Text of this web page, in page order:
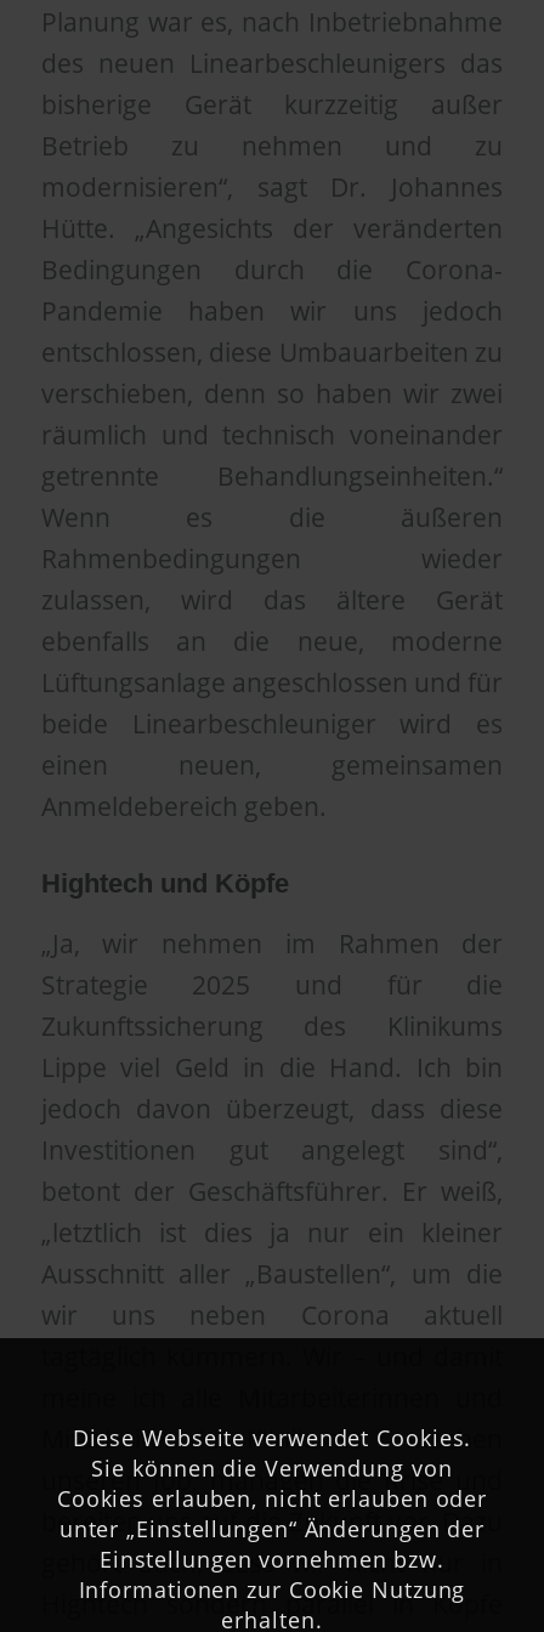
Planung war es, nach Inbetriebnahme
des neuen Linearbeschleunigers das
bisherige Gerät kurzzeitig außer
Betrieb zu nehmen und zu
modernisieren“, sagt Dr. Johannes
Hütte. „Angesichts der veränderten
Bedingungen durch die Corona-
Pandemie haben wir uns jedoch
entschlossen, diese Umbauarbeiten zu
verschieben, denn so haben wir zwei
räumlich und technisch voneinander
getrennte Behandlungseinheiten.“
Wenn es die äußeren
Rahmenbedingungen wieder
zulassen, wird das ältere Gerät
ebenfalls an die neue, moderne
Lüftungsanlage angeschlossen und für
beide Linearbeschleuniger wird es
einen neuen, gemeinsamen
Anmeldebereich geben.
Hightech und Köpfe
„Ja, wir nehmen im Rahmen der
Strategie 2025 und für die
Zukunftssicherung des Klinikums
Lippe viel Geld in die Hand. Ich bin
jedoch davon überzeugt, dass diese
Investitionen gut angelegt sind“,
betont der Geschäftsführer. Er weiß,
„letztlich ist dies ja nur ein kleiner
Ausschnitt aller „Baustellen“, um die
wir uns neben Corona aktuell
Mitarbeiter des Klinikums – machen
unseren Job, managen die Krise und
bereiten uns auf die Zukunft vor. Dazu
gehört auch, dass wir nicht nur in
Hightech sondern parallel in Köpfe
Diese Webseite verwendet Cookies.
Sie können die Verwendung von
Cookies erlauben, nicht erlauben oder
unter „Einstellungen“ Änderungen der
Einstellungen vornehmen bzw.
Informationen zur Cookie Nutzung
erhalten.